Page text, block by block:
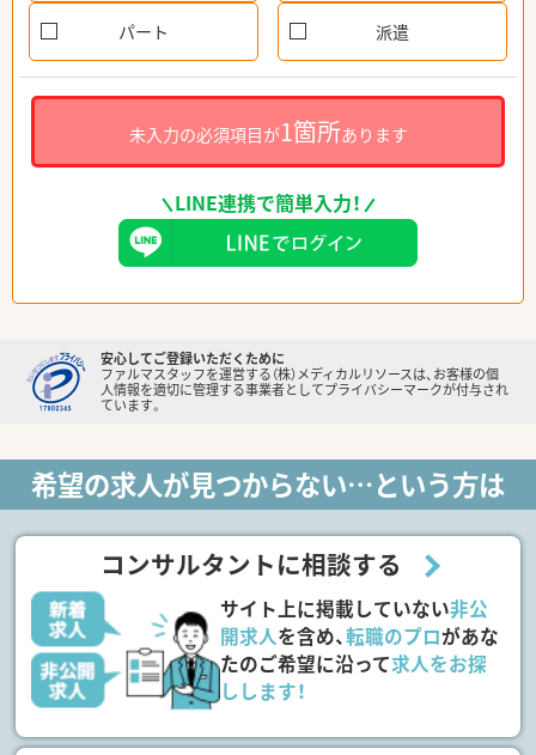
パート 派遣
未入力の必須項目が1箇所あります
LINE連携で簡単入力！
安心してご登録いただくために
ファルマスタッフを運営する（株）メディカルリソースは、お客様の個
人情報を適切に管理する事業者としてプライバシーマークが付与され
ています。
希望の求人が見つからない…という方は
コンサルタントに相談する
サイト上に掲載していない非公
開求人を含め、転職のプロがあな
たのご希望に沿って求人をお探
しします！